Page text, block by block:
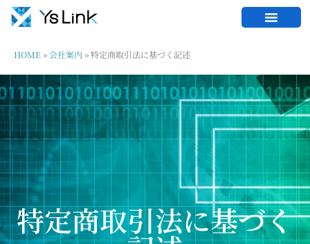
HOME»会社案内 »特定商取引法に基づく記述
特定商取引法に基づく